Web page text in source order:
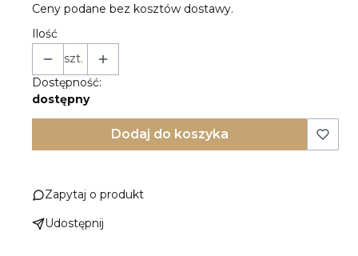
Ceny podane bez kosztów dostawy.
Ilość
szt.
Dostępność:
dostępny
Dodaj do koszyka
Zapytaj o produkt
Udostępnij